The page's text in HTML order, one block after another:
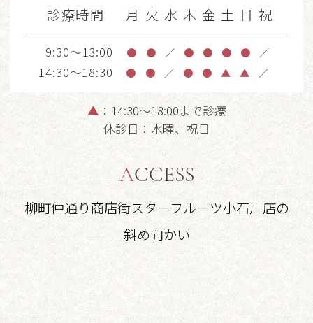
臨時休診日（２０２６年版）
・１月１５日（木） ※１月１４日
（水）振替診療あり
・２月１２日（木）
・２月２２日（日）
・３月１９日（木）～３月２２日
（日）
診療時間 月 火 水 木 金 土 日 祝
9:30～13:00 ● ● ／ ● ● ● ● ／
14:30～18:30 ● ● ／ ● ● ▲ ▲ ／
▲：14:30～18:00まで診療
休診日：水曜、祝日
ACCESS
柳町仲通り商店街スターフルーツ小石川店の
斜め向かい